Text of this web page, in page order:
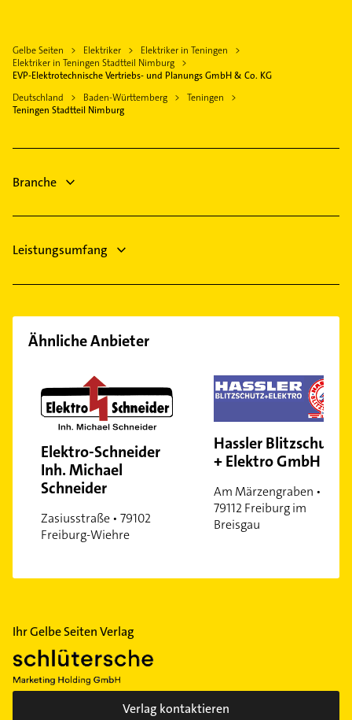
Kenzingen
Gundelfingen Breisgau
Vogtsburg im Kaiserstuhl
Herbolzheim Breisgau
Schreiner
Heizung & Sanitär
Physikalische Therapie
Krankengymnastik
Steuerberater
Heizung & Sanitär
Maler
Gartenbau & Landschaftsbau
Gelbe Seiten Elektriker
Elektriker in Teningen
Elektriker in Teningen Stadtteil Nimburg
EVP-Elektrotechnische Vertriebs- und Planungs GmbH & Co. KG
Deutschland
Baden-Württemberg
Teningen
Teningen Stadtteil Nimburg
Branche
Leistungsumfang
Ähnliche Anbieter
Elektro-Schneider
Inh. Michael
Schneider
Zasiusstraße • 79102
Freiburg-Wiehre
Hassler Blitzschutz
+ Elektro GmbH
Am Märzengraben •
79112 Freiburg im
Breisgau
Ihr Gelbe Seiten Verlag
Verlag kontaktieren